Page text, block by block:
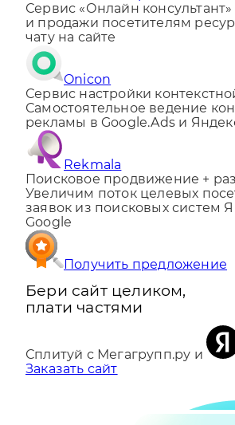
Узнать подробнее
Сервис «Онлайн консультант»
и продажи посетителям
чату на сайте
Onicon
Сервис настройки
Самостоятельное ведение
рекламы в Google.Ads и
Rekmala
Поисковое продвижение +
Увеличим поток целевых
заявок из поисковых систем
Google
Бери сайт целиком,
Сплитуй с Мегагрупп.ру и